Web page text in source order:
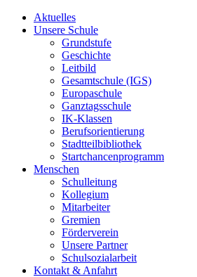
Aktuelles
Unsere Schule
Grundstufe
Geschichte
Leitbild
Gesamtschule (IGS)
Europaschule
Ganztagsschule
IK-Klassen
Berufsorientierung
Stadtteilbibliothek
Startchancenprogramm
Menschen
Schulleitung
Kollegium
Mitarbeiter
Gremien
Förderverein
Unsere Partner
Schulsozialarbeit
Kontakt & Anfahrt